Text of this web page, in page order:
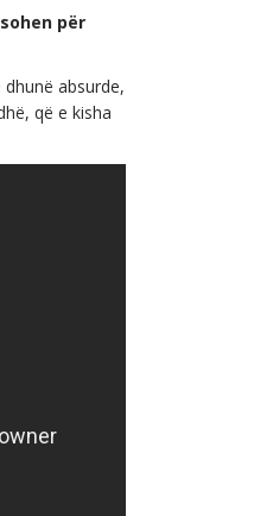
për
absurde,
që e kisha